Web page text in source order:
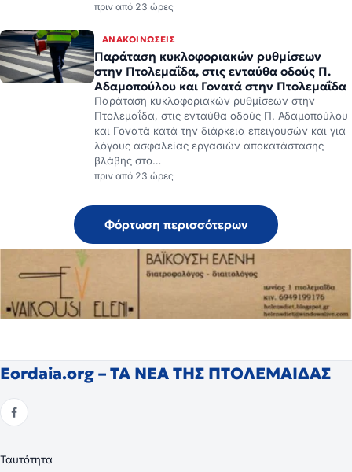
πριν από 23 ώρες
ΑΝΑΚΟΙΝΏΣΕΙΣ
Παράταση κυκλοφοριακών ρυθμίσεων
στην Πτολεμαΐδα, στις ενταύθα οδούς Π.
Αδαμοπούλου και Γονατά στην Πτολεμαΐδα
Παράταση κυκλοφοριακών ρυθμίσεων στην
Πτολεμαΐδα, στις ενταύθα οδούς Π. Αδαμοπούλου
και Γονατά κατά την διάρκεια επειγουσών και για
λόγους ασφαλείας εργασιών αποκατάστασης
βλάβης στο…
πριν από 23 ώρες
Φόρτωση περισσότερων
Eordaia.org – ΤΑ ΝΕΑ ΤΗΣ ΠΤΟΛΕΜΑΙΔΑΣ
Ταυτότητα